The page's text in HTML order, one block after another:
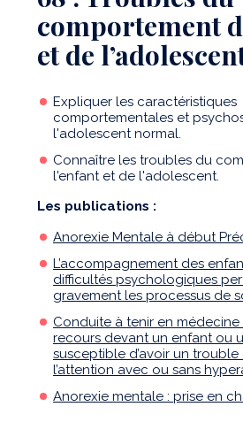
comportement
et de
Expliquer les caractéristiques
comportementales et
l'adolescent normal.
Connaître les troubles du
l'enfant et de l'adolescent.
Les publications :
Anorexie Mentale à début
L’accompagnement des
difficultés psychologiques
gravement les processus de
Conduite à tenir en
recours devant un enfant ou
susceptible d’avoir un
l’attention avec ou sans
Anorexie mentale : prise en